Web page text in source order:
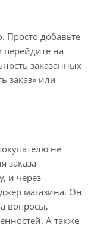
Просто добавьте
на
заказанных
заказ» или
не
заказа
и через
магазина. Он
вопросы,
А также